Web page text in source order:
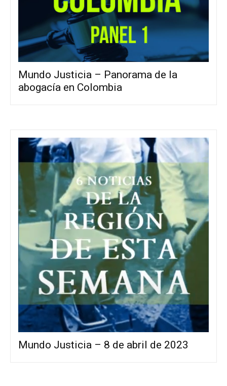
Mundo Justicia – Panorama de la
abogacía en Colombia
Mundo Justicia – 8 de abril de 2023